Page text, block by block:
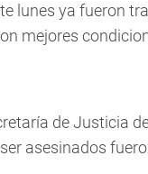
lunes ya fueron
mejores
de Justicia
asesinados